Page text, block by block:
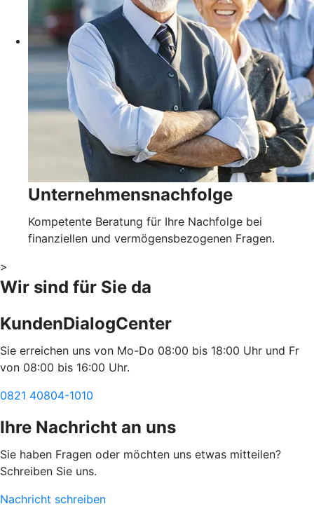
Unternehmensnachfolge
Kompetente Beratung für Ihre Nachfolge bei
finanziellen und vermögensbezogenen Fragen.
>
Wir sind für Sie da
KundenDialogCenter
Sie erreichen uns von Mo-Do 08:00 bis 18:00 Uhr und Fr
von 08:00 bis 16:00 Uhr.
0821 40804-1010
Ihre Nachricht an uns
Sie haben Fragen oder möchten uns etwas mitteilen?
Schreiben Sie uns.
Nachricht schreiben